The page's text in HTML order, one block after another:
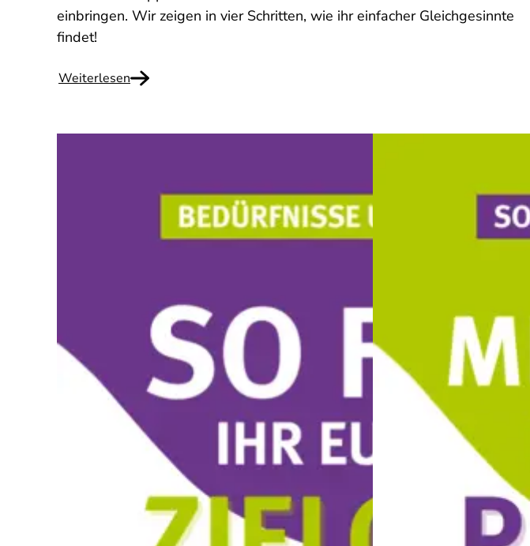
einbringen. Wir zeigen in vier Schritten, wie ihr einfacher Gleichgesinnte
findet!
Weiterlesen